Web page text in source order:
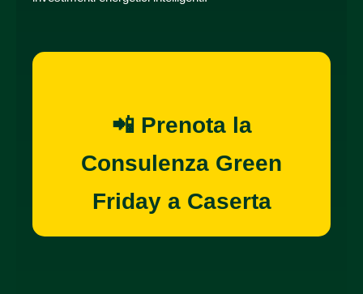
📲 Prenota la
Consulenza Green
Friday a Caserta